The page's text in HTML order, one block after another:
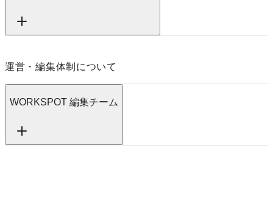
運営・編集体制について
WORKSPOT 編集チーム